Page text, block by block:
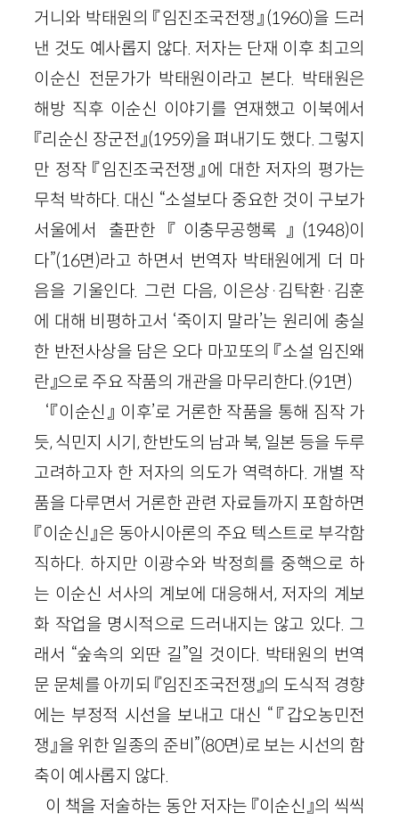
거니와 박태원의 『임진조국전쟁』(1960)을 드러
낸 것도 예사롭지 않다. 저자는 단재 이후 최고의
이순신 전문가가 박태원이라고 본다. 박태원은
해방 직후 이순신 이야기를 연재했고 이북에서
『리순신 장군전』(1959)을 펴내기도 했다. 그렇지
만 정작 『임진조국전쟁』에 대한 저자의 평가는
무척 박하다. 대신 “소설보다 중요한 것이 구보가
서울에서 출판한 『이충무공행록』(1948)이
다”(16면)라고 하면서 번역자 박태원에게 더 마
음을 기울인다. 그런 다음, 이은상·김탁환·김훈
에 대해 비평하고서 ‘죽이지 말라’는 원리에 충실
한 반전사상을 담은 오다 마꼬또의 『소설 임진왜
란』으로 주요 작품의 개관을 마무리한다.(91면)
‘『이순신』 이후’로 거론한 작품을 통해 짐작 가
듯, 식민지 시기, 한반도의 남과 북, 일본 등을 두루
고려하고자 한 저자의 의도가 역력하다. 개별 작
품을 다루면서 거론한 관련 자료들까지 포함하면
『이순신』은 동아시아론의 주요 텍스트로 부각함
직하다. 하지만 이광수와 박정희를 중핵으로 하
는 이순신 서사의 계보에 대응해서, 저자의 계보
화 작업을 명시적으로 드러내지는 않고 있다. 그
래서 “숲속의 외딴 길”일 것이다. 박태원의 번역
문 문체를 아끼되 『임진조국전쟁』의 도식적 경향
에는 부정적 시선을 보내고 대신 “『갑오농민전
쟁』을 위한 일종의 준비”(80면)로 보는 시선의 함
축이 예사롭지 않다.
이 책을 저술하는 동안 저자는 『이순신』의 씩씩